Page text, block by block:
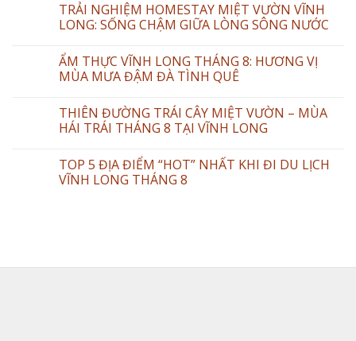
TRẢI NGHIỆM HOMESTAY MIỆT VƯỜN VĨNH
LONG: SỐNG CHẬM GIỮA LÒNG SÔNG NƯỚC
ẨM THỰC VĨNH LONG THÁNG 8: HƯƠNG VỊ
MÙA MƯA ĐẬM ĐÀ TÌNH QUÊ
THIÊN ĐƯỜNG TRÁI CÂY MIỆT VƯỜN – MÙA
HÁI TRÁI THÁNG 8 TẠI VĨNH LONG
TOP 5 ĐỊA ĐIỂM “HOT” NHẤT KHI ĐI DU LỊCH
VĨNH LONG THÁNG 8